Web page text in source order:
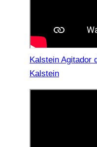
Kalstein Agitador
Kalstein